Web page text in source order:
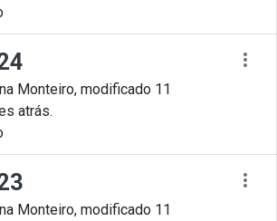
Monteiro, modificado 11
atrás.
Monteiro, modificado 11